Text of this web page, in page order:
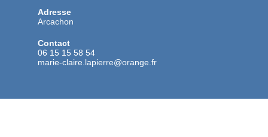
Adresse
Arcachon
Contact
06 15 15 58 54
marie-claire.lapierre@orange.fr